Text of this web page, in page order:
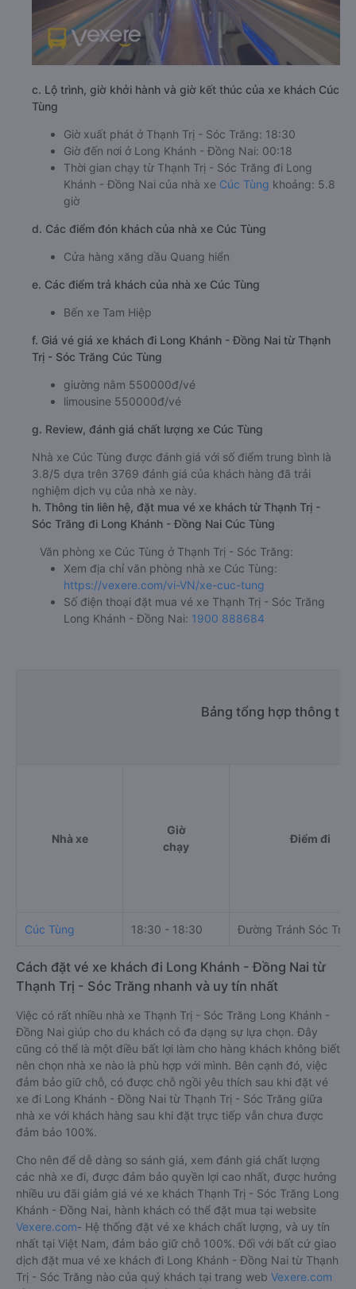
c. Lộ trình, giờ khởi hành và giờ kết thúc của xe khách Cúc
Tùng
Giờ xuất phát ở Thạnh Trị - Sóc Trăng: 18:30
Giờ đến nơi ở Long Khánh - Đồng Nai: 00:18
Thời gian chạy từ Thạnh Trị - Sóc Trăng đi Long
Khánh - Đồng Nai của nhà xe Cúc Tùng khoảng: 5.8
giờ
d. Các điểm đón khách của nhà xe Cúc Tùng
Cửa hàng xăng dầu Quang hiển
e. Các điểm trả khách của nhà xe Cúc Tùng
Bến xe Tam Hiệp
f. Giá vé giá xe khách đi Long Khánh - Đồng Nai từ Thạnh
Trị - Sóc Trăng Cúc Tùng
giường nằm 550000đ/vé
limousine 550000đ/vé
g. Review, đánh giá chất lượng xe Cúc Tùng
Nhà xe Cúc Tùng được đánh giá với số điểm trung bình là
3.8/5 dựa trên 3769 đánh giá của khách hàng đã trải
nghiệm dịch vụ của nhà xe này.
h. Thông tin liên hệ, đặt mua vé xe khách từ Thạnh Trị -
Sóc Trăng đi Long Khánh - Đồng Nai Cúc Tùng
Văn phòng xe Cúc Tùng ở Thạnh Trị - Sóc Trăng:
Xem địa chỉ văn phòng nhà xe Cúc Tùng:
https://vexere.com/vi-VN/xe-cuc-tung
Số điện thoại đặt mua vé xe Thạnh Trị - Sóc Trăng
Long Khánh - Đồng Nai: 1900 888684
Bảng tổng hợp thông tin
Nhà xe
Giờ
chạy
Điểm đi
Cúc Tùng 18:30 - 18:30 Đường Tránh Sóc
Cách đặt vé xe khách đi Long Khánh - Đồng Nai từ
Thạnh Trị - Sóc Trăng nhanh và uy tín nhất
Việc có rất nhiều nhà xe Thạnh Trị - Sóc Trăng Long Khánh -
Đồng Nai giúp cho du khách có đa dạng sự lựa chọn. Đây
cũng có thể là một điều bất lợi làm cho hàng khách không biết
nên chọn nhà xe nào là phù hợp với mình. Bên cạnh đó, việc
đảm bảo giữ chỗ, có được chỗ ngồi yêu thích sau khi đặt vé
xe đi Long Khánh - Đồng Nai từ Thạnh Trị - Sóc Trăng giữa
nhà xe với khách hàng sau khi đặt trực tiếp vẫn chưa được
đảm bảo 100%.
Cho nên để dễ dàng so sánh giá, xem đánh giá chất lượng
các nhà xe đi, được đảm bảo quyền lợi cao nhất, được hưởng
nhiều ưu đãi giảm giá vé xe khách Thạnh Trị - Sóc Trăng Long
Khánh - Đồng Nai, hành khách có thể đặt mua tại website
Vexere.com- Hệ thống đặt vé xe khách chất lượng, và uy tín
nhất tại Việt Nam, đảm bảo giữ chỗ 100%. Đối với bất cứ giao
dịch đặt mua vé xe khách đi Long Khánh - Đồng Nai từ Thạnh
Trị - Sóc Trăng nào của quý khách tại trang web Vexere.com